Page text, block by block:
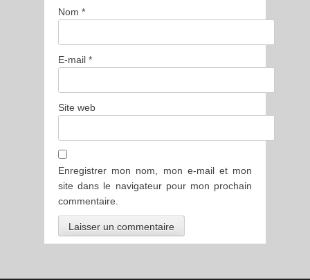
Nom *
E-mail *
Site web
Enregistrer mon nom, mon e-mail et mon
site dans le navigateur pour mon prochain
commentaire.